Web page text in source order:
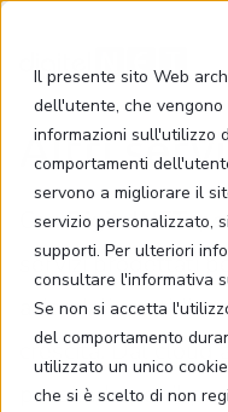
Il presente sito Web
dell'utente, che
informazioni sull'utilizzo
comportamenti
servono a migliorare il
servizio personalizzato,
supporti. Per ulteriori
consultare l'informativa
Se non si accetta
del comportamento
utilizzato un unico
che si è scelto di non
Altri
ConDigitelNET,
servizi progettati
aziendali
crescita. Dal cloud
passando per il